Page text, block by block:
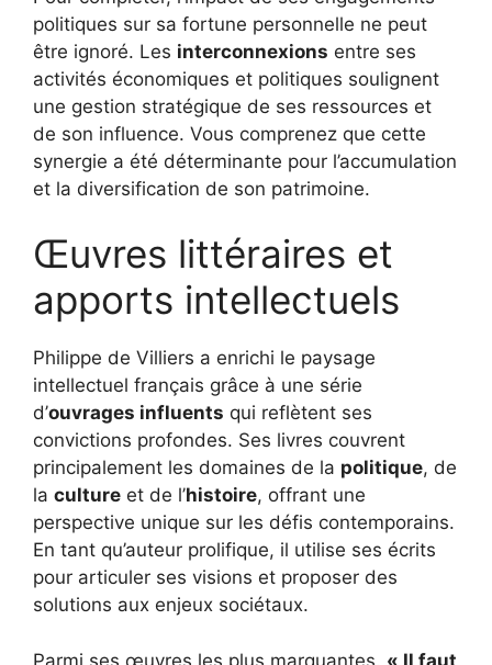
politiques sur sa fortune personnelle ne peut
être ignoré. Les interconnexions entre ses
activités économiques et politiques soulignent
une gestion stratégique de ses ressources et
de son influence. Vous comprenez que cette
synergie a été déterminante pour l’accumulation
et la diversification de son patrimoine.
Œuvres littéraires et
apports intellectuels
Philippe de Villiers a enrichi le paysage
intellectuel français grâce à une série
d’ouvrages influents qui reflètent ses
convictions profondes. Ses livres couvrent
principalement les domaines de la politique, de
la culture et de l’histoire, offrant une
perspective unique sur les défis contemporains.
En tant qu’auteur prolifique, il utilise ses écrits
pour articuler ses visions et proposer des
solutions aux enjeux sociétaux.
Parmi ses œuvres les plus marquantes, « Il faut